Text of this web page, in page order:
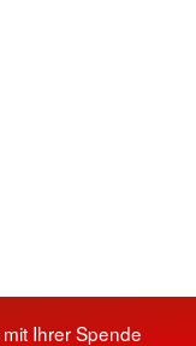
Ihrer Spende